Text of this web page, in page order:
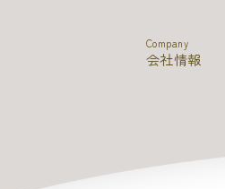
Company
会社情報